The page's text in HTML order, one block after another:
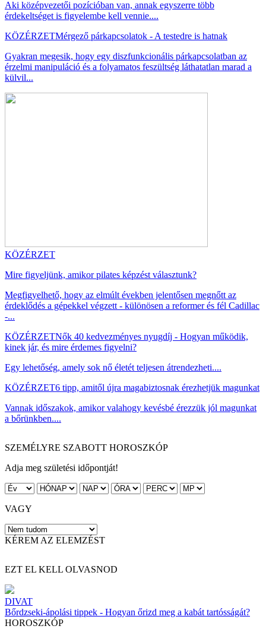
Aki középvezetői pozícióban van, annak egyszerre több
érdekeltséget is figyelembe kell vennie....
KÖZÉRZETMérgező párkapcsolatok - A testedre is hatnak
Gyakran megesik, hogy egy diszfunkcionális párkapcsolatban az
érzelmi manipuláció és a folyamatos feszültség láthatatlan marad a
külvil...
KÖZÉRZET
Mire figyeljünk, amikor pilates képzést választunk?
Megfigyelhető, hogy az elmúlt években jelentősen megnőtt az
érdeklődés a gépekkel végzett - különösen a reformer és fél Cadillac
-...
KÖZÉRZETNők 40 kedvezményes nyugdíj - Hogyan működik,
kinek jár, és mire érdemes figyelni?
Egy lehetőség, amely sok nő életét teljesen átrendezheti....
KÖZÉRZET6 tipp, amitől újra magabiztosnak érezhetjük magunkat
Vannak időszakok, amikor valahogy kevésbé érezzük jól magunkat
a bőrünkben....
SZEMÉLYRE SZABOTT HOROSZKÓP
Adja meg születési időpontját!
VAGY
KÉREM AZ ELEMZÉST
EZT EL KELL OLVASNOD
DIVAT
Bőrdzseki-ápolási tippek - Hogyan őrizd meg a kabát tartósságát?
HOROSZKÓP